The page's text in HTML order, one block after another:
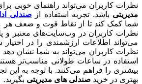
نظرات کاربران می‌تواند راهنمای خوبی
مدیریتی باشد. تجربه استفاده از صندلی‌
شما کمک کند تا از نقاط قوت و ضعف هر
نظرات کاربران در وب‌سایت‌های معتبر و
می‌تواند اطلاعات ارزشمندی را در
نظرات کاربران می‌تواند به شما نشان دهد
استفاده در ساعات طولانی مناسب‌تر
بیشتری را فراهم می‌کنند. با توجه به این
بهتری در خرید صندلی های مدیریتی بگیرید.